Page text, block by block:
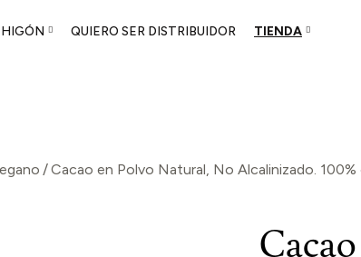
Higón
QUIERO SER DISTRIBUIDOR TIENDA
Cacao en Polvo Natural, No Alcalinizado. 100%